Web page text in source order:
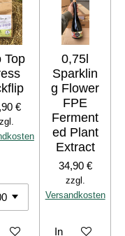
Top
€
Warenkorb
0,75l
Sparklin
g Flower
FPE
Ferment
ed Plant
Extract
34,90 €
zzgl.
Versandkosten
In den